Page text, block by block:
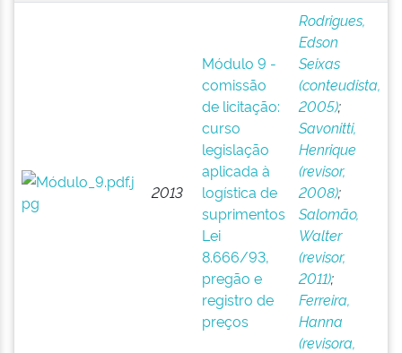
2013
Módulo 9 -
comissão
de licitação:
curso
legislação
aplicada à
logística de
suprimentos
Lei
8.666/93,
pregão e
registro de
preços
Rodrigues,
Edson
Seixas
(conteudista,
2005);
Savonitti,
Henrique
(revisor,
2008);
Salomão,
Walter
(revisor,
2011);
Ferreira,
Hanna
(revisora,